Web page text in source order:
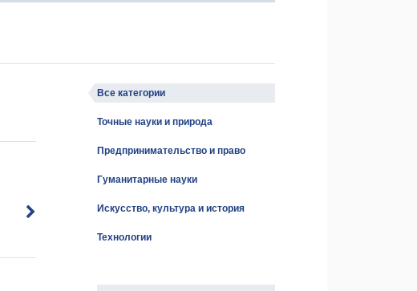
Все категории
Точные науки и природа
Предпринимательство и право
Гуманитарные науки
Искусство, культура и история
Технологии